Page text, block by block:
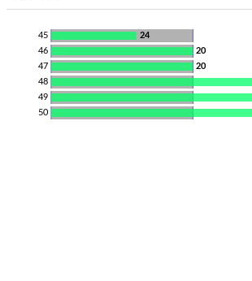
24
45
20
46
20
47
48
49
50